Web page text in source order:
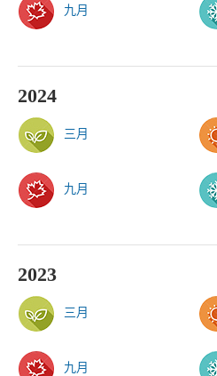
九月
2024
三月
九月
2023
三月
九月